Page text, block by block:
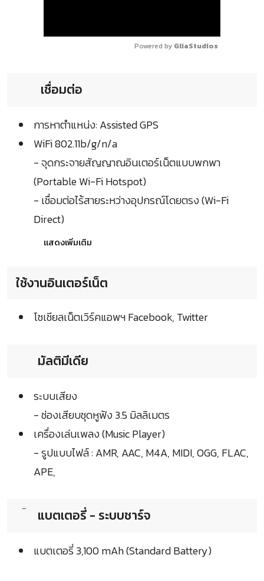
Powered by GliaStudios
เชื่อมต่อ
การหาตำแหน่ง: Assisted GPS
WiFi 802.11b/g/n/a
- จุดกระจายสัญญาณอินเตอร์เน็ตแบบพกพา
(Portable Wi-Fi Hotspot)
- เชื่อมต่อไร้สายระหว่างอุปกรณ์โดยตรง (Wi-Fi
Direct)
แสดงเพิ่มเติม
ใช้งานอินเตอร์เน็ต
โซเชียลเน็ตเวิร์คแอพฯ Facebook, Twitter
มัลติมีเดีย
ระบบเสียง
- ช่องเสียบชุดหูฟัง 3.5 มิลลิเมตร
เครื่องเล่นเพลง (Music Player)
- รูปแบบไฟล์ : AMR, AAC, M4A, MIDI, OGG, FLAC,
APE,
แบตเตอรี่ - ระบบชาร์จ
แบตเตอรี่ 3,100 mAh (Standard Battery)